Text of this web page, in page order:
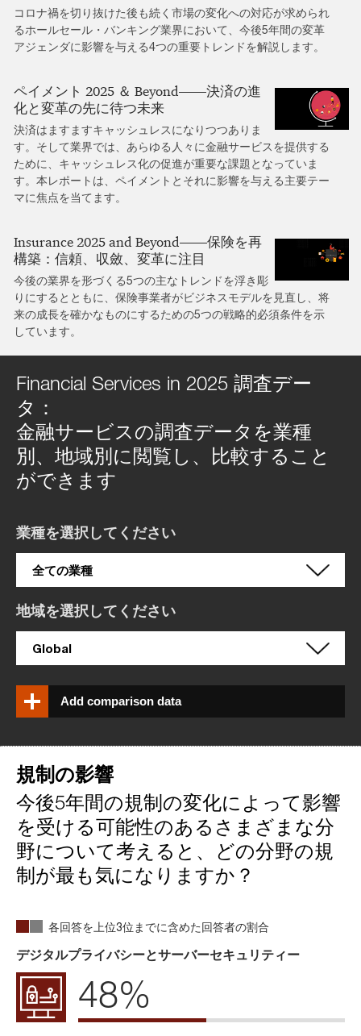
コロナ禍を切り抜けた後も続く市場の変化への対応が求められ
るホールセール・バンキング業界において、今後5年間の変革
アジェンダに影響を与える4つの重要トレンドを解説します。
ペイメント 2025 ＆ Beyond――決済の進
化と変革の先に待つ未来
決済はますますキャッシュレスになりつつありま
す。そして業界では、あらゆる人々に金融サービスを提供する
ために、キャッシュレス化の促進が重要な課題となっていま
す。本レポートは、ペイメントとそれに影響を与える主要テー
マに焦点を当てます。
Insurance 2025 and Beyond――保険を再
構築：信頼、収斂、変革に注目
今後の業界を形づくる5つの主なトレンドを浮き彫
りにするとともに、保険事業者がビジネスモデルを見直し、将
来の成長を確かなものにするための5つの戦略的必須条件を示
しています。
Financial Services in 2025 調査デー
タ：
金融サービスの調査データを業種
別、地域別に閲覧し、比較すること
ができます
業種を選択してください
地域を選択してください
Add comparison data
規制の影響
今後5年間の規制の変化によって影響
を受ける可能性のあるさまざまな分
野について考えると、どの分野の規
制が最も気になりますか？
各回答を上位3位までに含めた回答者の割合
デジタルプライバシーとサーバーセキュリティー
48%